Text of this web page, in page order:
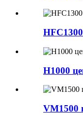
H1000
VM1500